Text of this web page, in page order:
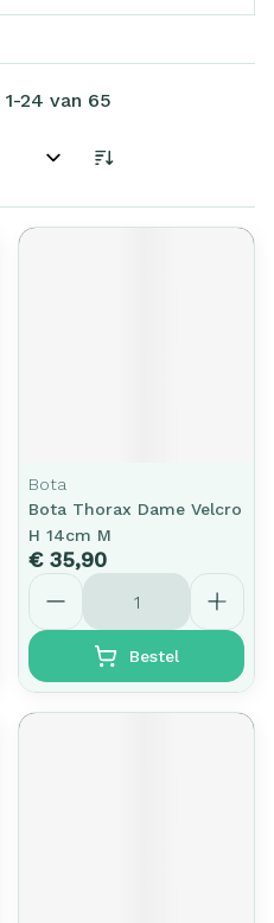
1-24 van 65
Bota
Bota Thorax Dame Velcro
H 14cm M
€ 35,90
Aantal
Bestel